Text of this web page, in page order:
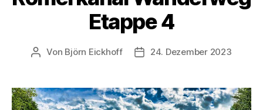
Etappe 4
Beitragsautor
Von Björn Eickhoff Veröffentlichungsdatum
24. Dezember 2023